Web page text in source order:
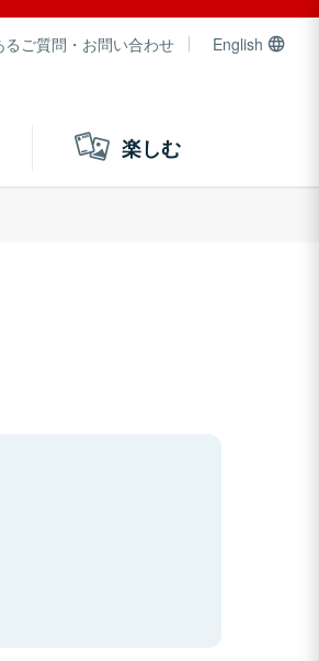
るご質問・お問い合わせ English
楽しむ